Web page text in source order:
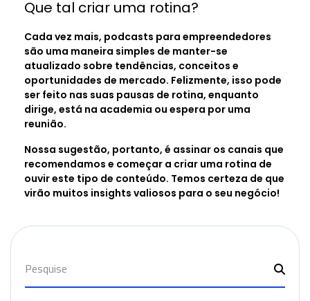
Que tal criar uma rotina?
Cada vez mais, podcasts para empreendedores
são uma maneira simples de manter-se
atualizado sobre tendências, conceitos e
oportunidades de mercado. Felizmente, isso pode
ser feito nas suas pausas de rotina, enquanto
dirige, está na academia ou espera por uma
reunião.
Nossa sugestão, portanto, é assinar os canais que
recomendamos e começar a criar uma rotina de
ouvir este tipo de conteúdo. Temos certeza de que
virão muitos insights valiosos para o seu negócio!